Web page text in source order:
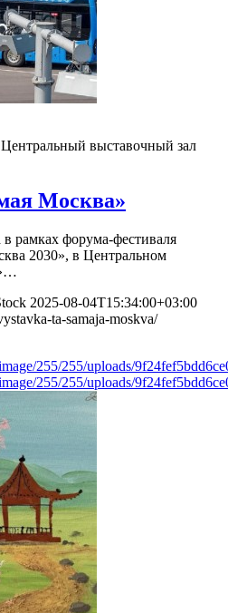
Центральный выставочный зал
Москва»
рамках форума-фестиваля
2030», в Центральном
2025-08-04T15:34:00+03:00
ta-samaja-moskva/
255/255/uploads/
255/255/uploads/